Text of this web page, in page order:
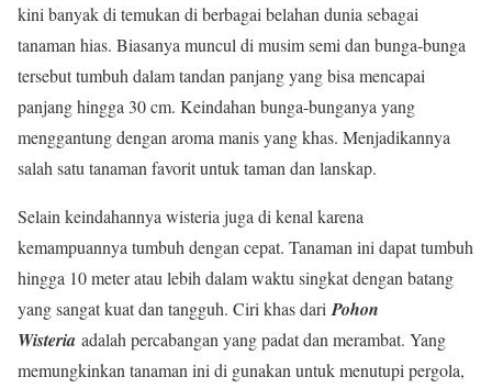
kini banyak di temukan di berbagai belahan dunia sebagai
tanaman hias. Biasanya muncul di musim semi dan bunga-bunga
tersebut tumbuh dalam tandan panjang yang bisa mencapai
panjang hingga 30 cm. Keindahan bunga-bunganya yang
menggantung dengan aroma manis yang khas. Menjadikannya
salah satu tanaman favorit untuk taman dan lanskap.
Selain keindahannya wisteria juga di kenal karena
kemampuannya tumbuh dengan cepat. Tanaman ini dapat tumbuh
hingga 10 meter atau lebih dalam waktu singkat dengan batang
yang sangat kuat dan tangguh. Ciri khas dari Pohon
Wisteria adalah percabangan yang padat dan merambat. Yang
memungkinkan tanaman ini di gunakan untuk menutupi pergola,